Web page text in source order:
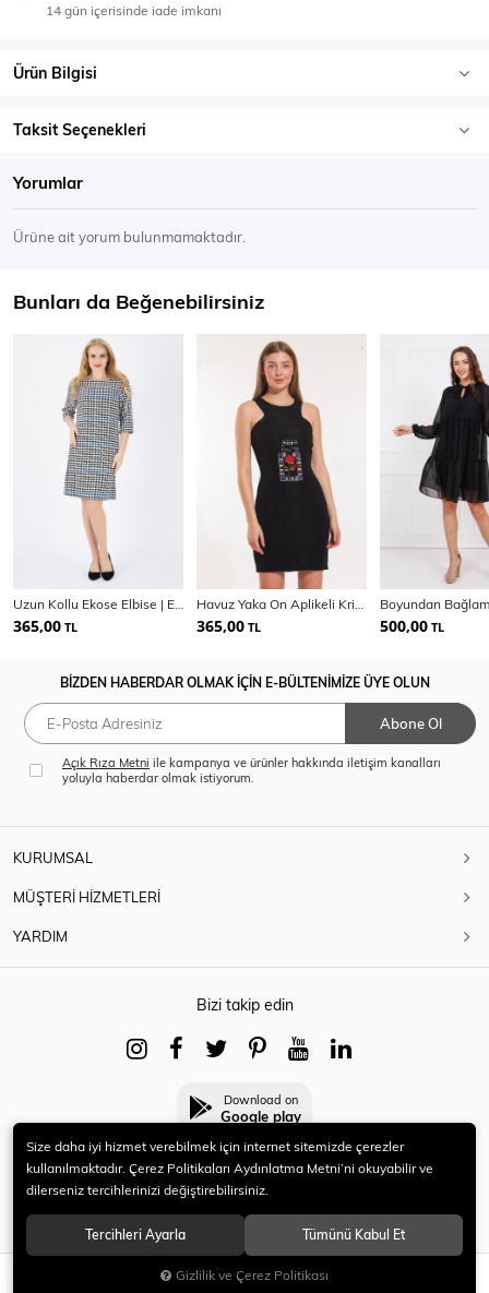
SEPETE EKLE
14 gün içerisinde iade imkanı
Ürün Bilgisi
Taksit Seçenekleri
Yorumlar
Ürüne ait yorum bulunmamaktadır.
Bunları da Beğenebilirsiniz
365,00 TL 365,00 TL 500,00 TL
BİZDEN HABERDAR OLMAK İÇİN E-BÜLTENİMİZE ÜYE OLUN
Abone Ol
Açık Rıza Metni ile kampanya ve ürünler hakkında iletişim kanalları
yoluyla haberdar olmak istiyorum.
KURUMSAL
MÜŞTERİ HİZMETLERİ
YARDIM
Bizi takip edin
Download on
Google play
© 2021 HERYENİ. Tüm hakları saklıdır.
Size daha iyi hizmet verebilmek için internet sitemizde çerezler
kullanılmaktadır. Çerez Politikaları Aydınlatma Metni’ni okuyabilir ve
dilerseniz tercihlerinizi değiştirebilirsiniz.
Tercihleri Ayarla Tümünü Kabul Et
Gizlilik ve Çerez Politikası